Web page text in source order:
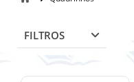
FILTROS